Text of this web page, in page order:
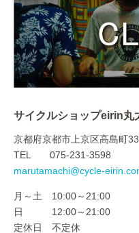
サイクルショップeirin丸
京都府京都市上京区高島町
TEL 075-231-3598
marutamachi@cycle-
月～土 10:00～21:00
日 12:00～21:00
定休日 不定休